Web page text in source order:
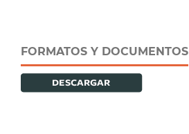
FORMATOS Y DOCUMENTOS